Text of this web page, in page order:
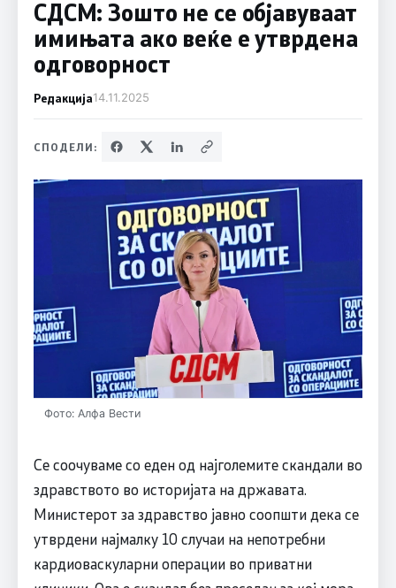
СДСМ: Зошто не се објавуваат
имињата ако веќе е утврдена
одговорност
Редакција14.11.2025
СПОДЕЛИ:
Фото: Алфа Вести
Се соочуваме со еден од најголемите скандали во
здравството во историјата на државата.
Министерот за здравство јавно соопшти дека се
утврдени најмалку 10 случаи на непотребни
кардиоваскуларни операции во приватни